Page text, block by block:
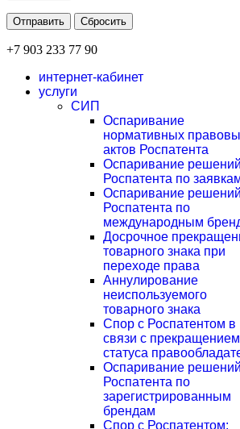
Отправить Сбросить
+7 903 233 77 90
интернет-кабинет
услуги
СИП
Оспаривание
нормативных
актов Роспатента
Оспаривание решений
Роспатента по
Оспаривание решений
Роспатента по
международным
Досрочное
товарного знака при
переходе права
Аннулирование
неиспользуемого
товарного знака
Спор с Роспатентом в
связи с прекращением
статуса
Оспаривание решений
Роспатента по
зарегистрированным
брендам
Спор с Роспатентом: